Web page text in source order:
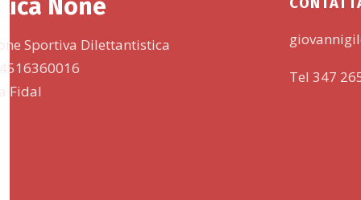
None
Sportiva Dilettantistica
Fidal
Tel 347